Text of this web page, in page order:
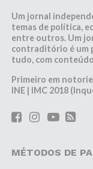
Um jornal
temas de política,
entre outros. Um
contraditório é um
tudo, com
Primeiro em
INE | IMC 2018
MÉTODOS DE